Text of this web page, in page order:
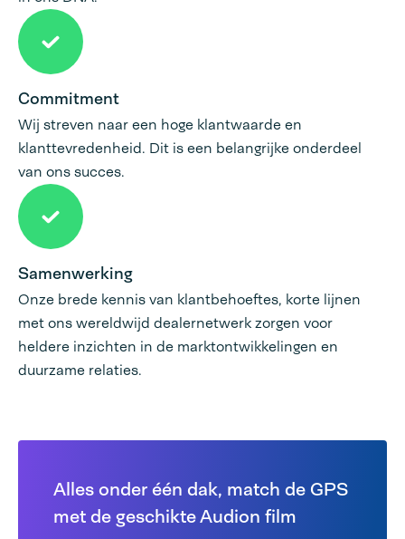
Commitment
Wij streven naar een hoge klantwaarde en
klanttevredenheid. Dit is een belangrijke onderdeel
van ons succes.
Samenwerking
Onze brede kennis van klantbehoeftes, korte lijnen
met ons wereldwijd dealernetwerk zorgen voor
heldere inzichten in de marktontwikkelingen en
duurzame relaties.
Alles onder één dak, match de GPS
met de geschikte Audion film